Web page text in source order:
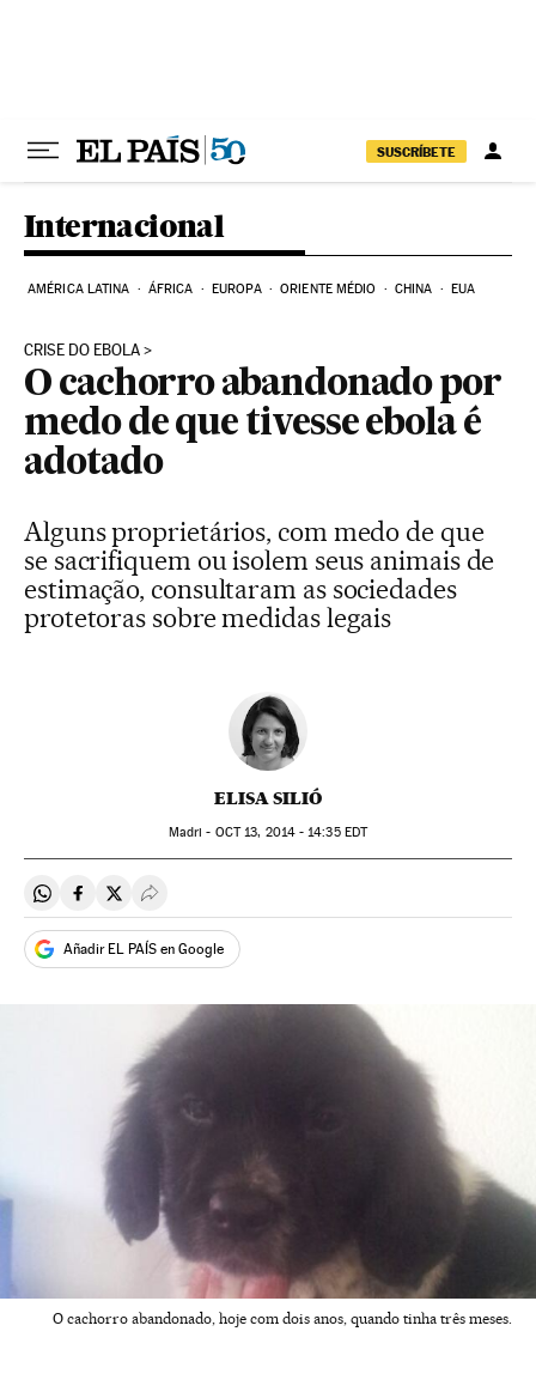
SUSCRÍBETE
Internacional
AMÉRICA LATINA ÁFRICA EUROPA ORIENTE MÉDIO CHINA EUA
CRISE DO EBOLA
O cachorro abandonado por
medo de que tivesse ebola é
adotado
Alguns proprietários, com medo de que
se sacrifiquem ou isolem seus animais de
estimação, consultaram as sociedades
protetoras sobre medidas legais
ELISA SILIÓ
Madri - OCT13, 2014 - 14:35EDT
Compartir en Whatsapp
Compartir en Facebook
Compartir en Twitter
Desplegar Redes Sociales
Añadir EL PAÍS en Google
O cachorro abandonado, hoje com dois anos, quando tinha três meses.